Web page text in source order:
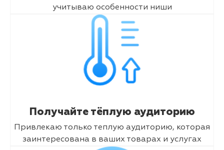
учитываю особенности ниши
Получайте тёплую аудиторию
Привлекаю только теплую аудиторию, которая
заинтересована в ваших товарах и услугах